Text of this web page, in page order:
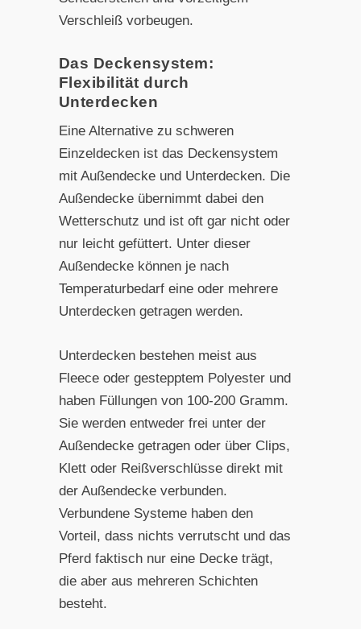
Verschleiß vorbeugen.
Das Deckensystem:
Flexibilität durch
Unterdecken
Eine Alternative zu schweren
Einzeldecken ist das Deckensystem
mit Außendecke und Unterdecken. Die
Außendecke übernimmt dabei den
Wetterschutz und ist oft gar nicht oder
nur leicht gefüttert. Unter dieser
Außendecke können je nach
Temperaturbedarf eine oder mehrere
Unterdecken getragen werden.
Unterdecken bestehen meist aus
Fleece oder gestepptem Polyester und
haben Füllungen von 100-200 Gramm.
Sie werden entweder frei unter der
Außendecke getragen oder über Clips,
Klett oder Reißverschlüsse direkt mit
der Außendecke verbunden.
Verbundene Systeme haben den
Vorteil, dass nichts verrutscht und das
Pferd faktisch nur eine Decke trägt,
die aber aus mehreren Schichten
besteht.